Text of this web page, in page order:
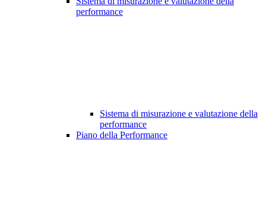
performance
Sistema di misurazione e valutazione della
performance
Piano della Performance